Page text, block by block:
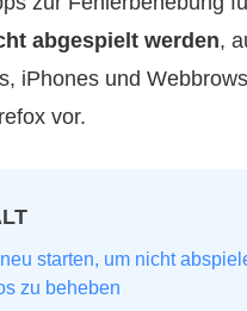
abgespielt werden,
iPhones und
vor.
starten, um nicht
zu beheben